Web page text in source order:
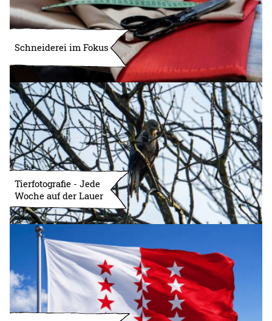
Schneiderei im Fokus
Tierfotografie - Jede
Woche auf der Lauer